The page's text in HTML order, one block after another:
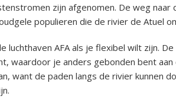
zijn afgenomen. De weg naar
populieren die de rivier de Atuel
luchthaven AFA als je flexibel wilt zijn.
waardoor je anders gebonden bent
want de paden langs de rivier kunnen